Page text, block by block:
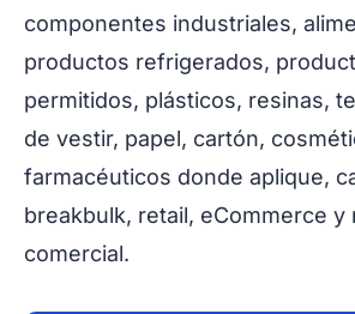
componentes industriales,
productos refrigerados,
permitidos, plásticos, resinas,
de vestir, papel, cartón,
farmacéuticos donde aplique,
breakbulk, retail, eCommerce y
comercial.